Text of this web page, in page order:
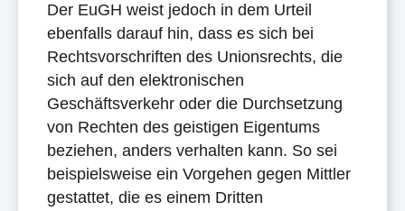
Der EuGH weist jedoch in dem Urteil
ebenfalls darauf hin, dass es sich bei
Rechtsvorschriften des Unionsrechts, die
sich auf den elektronischen
Geschäftsverkehr oder die Durchsetzung
von Rechten des geistigen Eigentums
beziehen, anders verhalten kann. So sei
beispielsweise ein Vorgehen gegen Mittler
gestattet, die es einem Dritten